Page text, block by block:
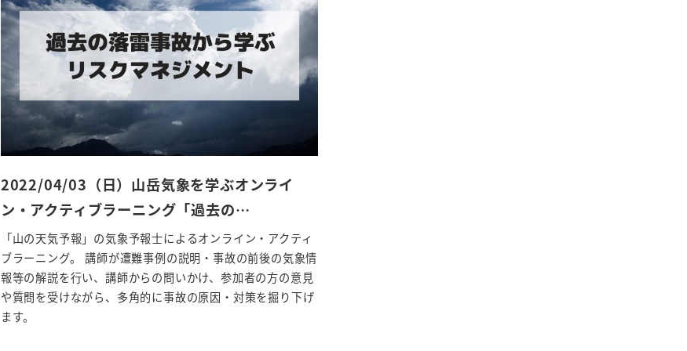
2022/04/03（日）山岳気象を学ぶオンライ
ン・アクティブラーニング「過去の…
「山の天気予報」の気象予報士によるオンライン・アクティ
ブラーニング。 講師が遭難事例の説明・事故の前後の気象情
報等の解説を行い、講師からの問いかけ、参加者の方の意見
や質問を受けながら、多角的に事故の原因・対策を掘り下げ
ます。